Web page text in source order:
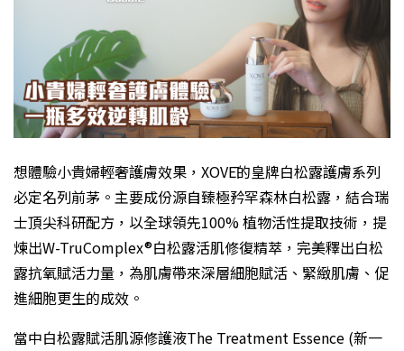
想體驗小貴婦輕奢護膚效果，XOVĒ的皇牌白松露護膚系列
必定名列前茅。主要成份源自臻極矜罕森林白松露，結合瑞
士頂尖科研配方，以全球領先100% 植物活性提取技術，提
煉出W-TruComplex®白松露活肌修復精萃，完美釋出白松
露抗氧賦活力量，為肌膚帶來深層細胞賦活、緊緻肌膚、促
進細胞更生的成效。
當中白松露賦活肌源修護液The Treatment Essence (新一